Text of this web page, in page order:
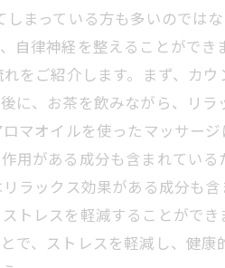
まっている方も多いのでは
自律神経を整えることができ
をご紹介します。まず、カ
に、お茶を飲みながら、リラ
マオイルを使ったマッサー
用がある成分も含まれてい
ラックス効果がある成分も
トレスを軽減することができ
で、ストレスを軽減し、健康